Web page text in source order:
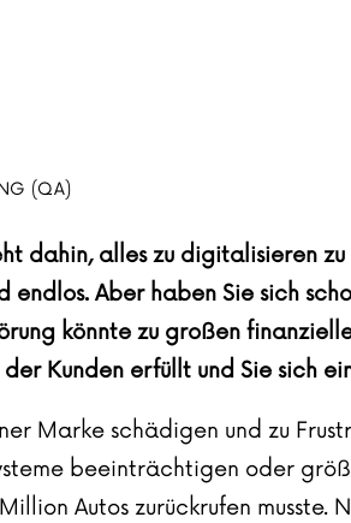
(QA)
dahin, alles zu digitalisieren
Aber haben Sie sich
könnte zu großen
Kunden erfüllt und Sie sich
Marke schädigen und zu
beeinträchtigen oder
Autos zurückrufen musste.